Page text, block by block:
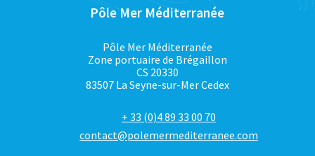
Pôle Mer Méditerranée
Pôle Mer Méditerranée
Zone portuaire de Brégaillon
CS 20330
83507 La Seyne-sur-Mer Cedex
+ 33 (0)4 89 33 00 70
contact@polemermediterranee.com